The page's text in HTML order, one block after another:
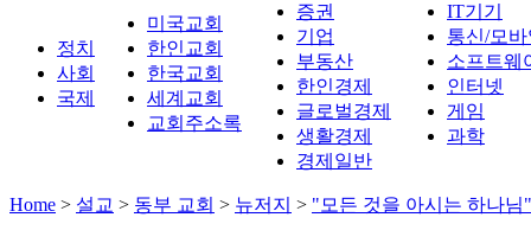
정치
사회
국제
미국교회
한인교회
한국교회
세계교회
교회주소록
증권
기업
부동산
한인경제
글로벌경제
생활경제
경제일반
IT기기
통신/모
소프트웨
인터넷
게임
과학
Home > 설교 > 동부 교회 > 뉴저지 > "모든 것을 아시는 하나님"